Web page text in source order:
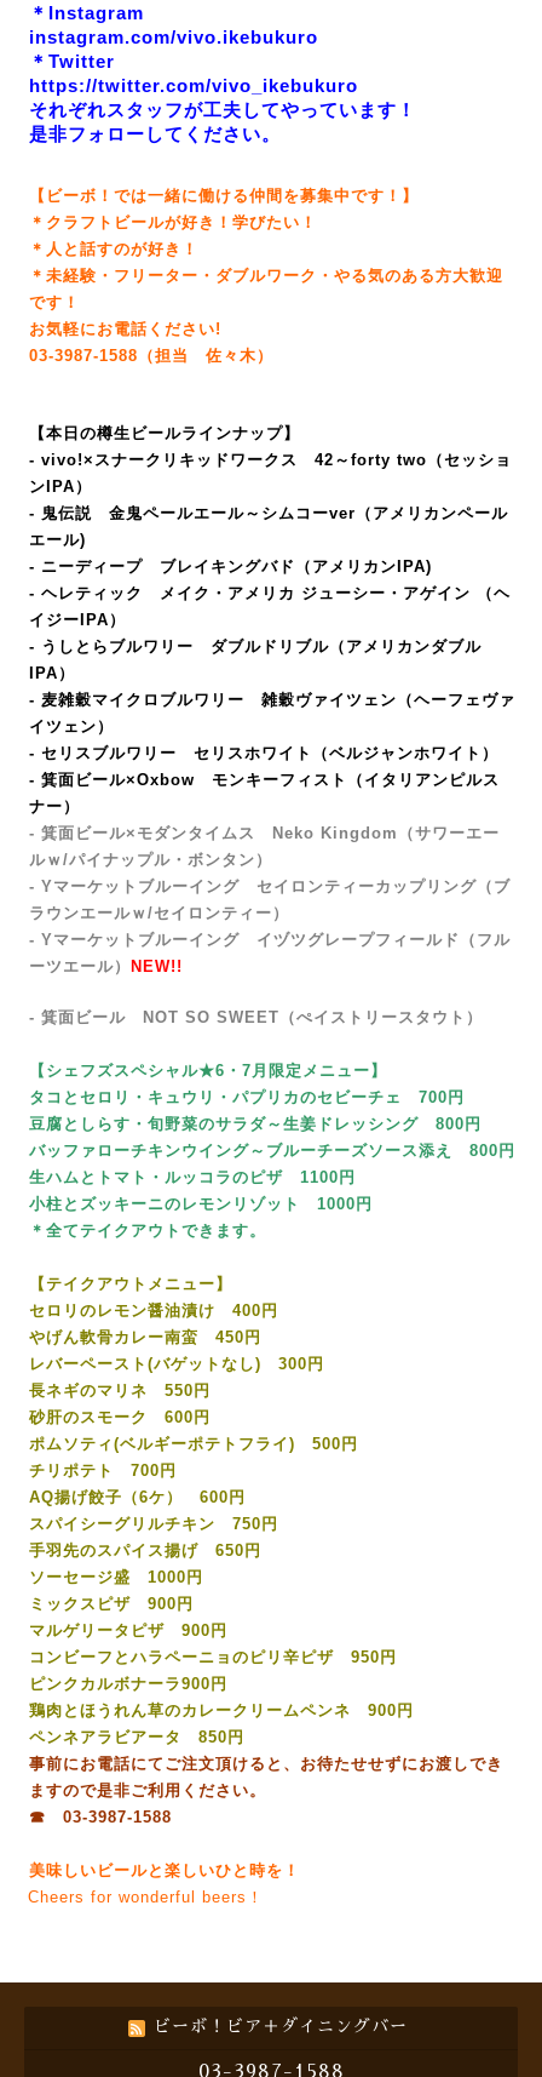
＊Instagram
instagram.com/vivo.ikebukuro
＊Twitter
https://twitter.com/vivo_ikebukuro
それぞれスタッフが工夫してやっています！
是非フォローしてください。
【ビーボ！では一緒に働ける仲間を募集中です！】
＊クラフトビールが好き！学びたい！
＊人と話すのが好き！
＊未経験・フリーター・ダブルワーク・やる気のある方大歓迎
です！
お気軽にお電話ください!
03-3987-1588（担当 佐々木）
【本日の樽生ビールラインナップ】
- vivo!×スナークリキッドワークス 42～forty two（セッショ
ンIPA）
- 鬼伝説 金鬼ペールエール～シムコーver（アメリカンペール
エール)
- ニーディープ ブレイキングバド（アメリカンIPA)
- ヘレティック メイク・アメリカ ジューシー・アゲイン （ヘ
イジーIPA）
- うしとらブルワリー ダブルドリブル（アメリカンダブル
IPA）
- 麦雑穀マイクロブルワリー 雑穀ヴァイツェン（ヘーフェヴァ
イツェン）
- セリスブルワリー セリスホワイト（ベルジャンホワイト）
- 箕面ビール×Oxbow モンキーフィスト
（イタリアンピルス
ナー）
- 箕面ビール×モダンタイムス Neko Kingdom（サワーエー
ルｗ/パイナップル・ボンタン）
- Yマーケットブルーイング セイロンティーカップリング（ブ
ラウンエールｗ/セイロンティー）
- Yマーケットブルーイング イヅツグレープフィールド
（フル
ーツエール）
NEW!!
- 箕面ビール NOT SO SWEET（ぺイストリースタウト）
【シェフズスペシャル★6・7月限定メニュー】
タコとセロリ・キュウリ・パプリカのセビーチェ 700円
豆腐としらす・旬野菜のサラダ～生姜ドレッシング 800円
バッファローチキンウイング～ブルーチーズソース添え 800円
生ハムとトマト・ルッコラのピザ 1100円
小柱とズッキーニのレモンリゾット 1000円
＊全てテイクアウトできます。
【テイクアウトメニュー】
セロリのレモン醤油漬け 400円
やげん軟骨カレー南蛮 450円
レバーペースト(バゲットなし) 300円
長ネギのマリネ 550円
砂肝のスモーク 600円
ポムソティ(ベルギーポテトフライ) 500円
チリポテト 700円
AQ揚げ餃子（6ケ） 600円
スパイシーグリルチキン 750円
手羽先のスパイス揚げ 650円
ソーセージ盛 1000円
ミックスピザ 900円
マルゲリータピザ 900円
コンビーフとハラペーニョのピリ辛ピザ 950円
ピンクカルボナーラ900円
鶏肉とほうれん草のカレークリームペンネ 900円
ペンネアラビアータ 850円
事前にお電話にてご注文頂けると、お待たせせずにお渡しでき
ますので是非ご利用ください。
☎ 03-3987-1588
美味しいビールと楽しいひと時を！
Cheers for wonderful beers！
ビーボ！ビア＋ダイニングバー
03-3987-1588